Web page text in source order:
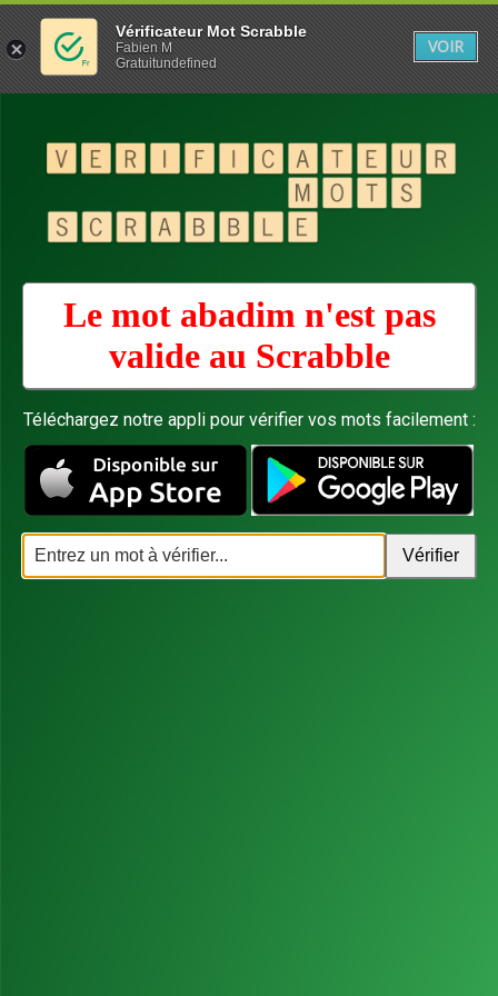
Le mot abadim n'est pas
valide au Scrabble
Téléchargez notre appli pour vérifier vos mots facilement :
Vérificateur Mot Scrabble
Fabien M
Gratuitundefined
VOIR